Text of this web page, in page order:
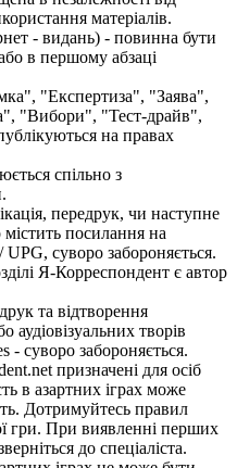
матеріалів.
- видань) - повинна бути
в першому абзаці
"Експертиза", "Заява",
"Вибори", "Тест-драйв",
на правах
спільно з
передрук, чи наступне
посилання на
суворо забороняється.
Я-Корреспондент є автор
та відтворення
аудіовізуальних творів
- суворо забороняється.
призначені для осіб
в азартних іграх може
Дотримуйтесь правил
гри. При виявленні перших
до спеціаліста.